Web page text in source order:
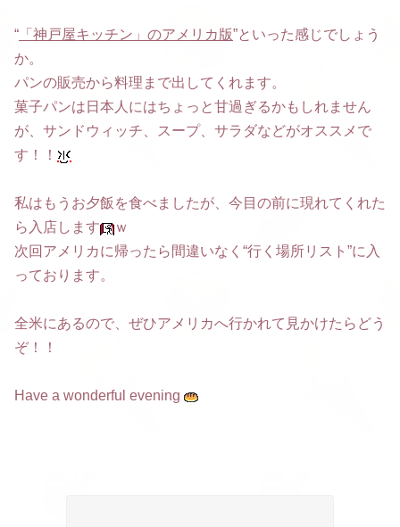
“ 「神戸屋キッチン」のアメリカ版”といった感じでしょう
か。
パンの販売から料理まで出してくれます。
菓子パンは日本人にはちょっと甘過ぎるかもしれません
が、サンドウィッチ、スープ、サラダなどがオススメで
す！！
私はもうお夕飯を食べましたが、今目の前に現れてくれた
ら入店します
ｗ
次回アメリカに帰ったら間違いなく“行く場所リスト”に入
っております。
全米にあるので、ぜひアメリカへ行かれて見かけたらどう
ぞ！！
Have a wonderful evening